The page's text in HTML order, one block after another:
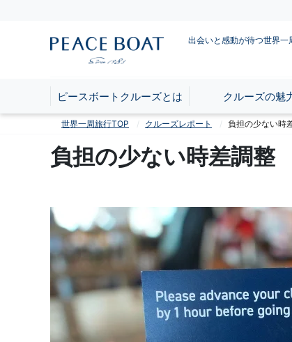
出会いと感動が待つ世界一
ピースボートクルーズとは クルーズの魅
世界一周旅行TOP クルーズレポート 負担の少ない時
負担の少ない時差調整